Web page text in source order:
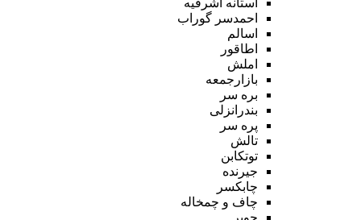
احمدسر گوراب
اسالم
اطاقور
املش
بازارجمعه
بره سر
بندرانزلی
پره سر
تالش
توتکابن
جیرنده
چابکسر
چاف و چمخاله
چوبر